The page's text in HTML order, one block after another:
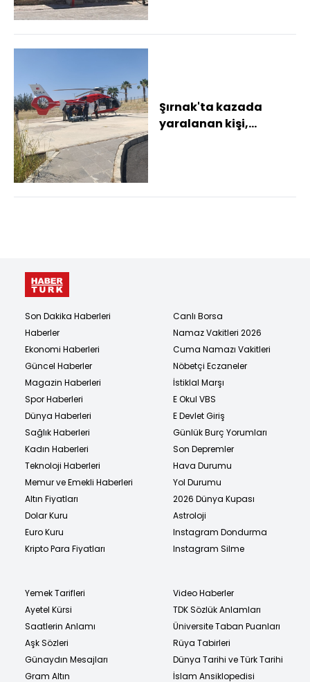
Şırnak'ta kazada
yaralanan kişi,
Son Dakika Haberleri
Haberler
Ekonomi Haberleri
Güncel Haberler
Magazin Haberleri
Spor Haberleri
Dünya Haberleri
Sağlık Haberleri
Kadın Haberleri
Teknoloji Haberleri
Memur ve Emekli Haberleri
Altın Fiyatları
Dolar Kuru
Euro Kuru
Kripto Para Fiyatları
Canlı Borsa
Namaz Vakitleri 2026
Cuma Namazı Vakitleri
Nöbetçi Eczaneler
İstiklal Marşı
E Okul VBS
E Devlet Giriş
Günlük Burç Yorumları
Son Depremler
Hava Durumu
Yol Durumu
2026 Dünya Kupası
Astroloji
Instagram Dondurma
Instagram Silme
Yemek Tarifleri
Ayetel Kürsi
Saatlerin Anlamı
Aşk Sözleri
Günaydın Mesajları
Gram Altın
Video Haberler
TDK Sözlük Anlamları
Üniversite Taban Puanları
Rüya Tabirleri
Dünya Tarihi ve Türk Tarihi
İslam Ansiklopedisi